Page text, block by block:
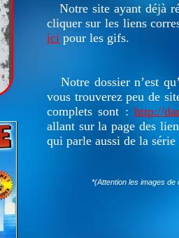
Notre site ayant déjà
cliquer sur les liens
ici pour les gifs.
Notre dossier n’est
vous trouverez peu de
complets sont : http://
allant sur la page des
qui parle aussi de la
*(Attention les images de